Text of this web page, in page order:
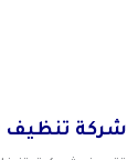
شركة تنظيف